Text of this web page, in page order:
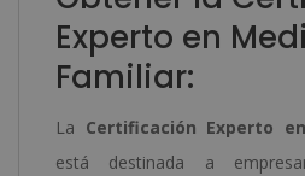
Experto en
Familiar:
La Certificación Experto
está destinada a